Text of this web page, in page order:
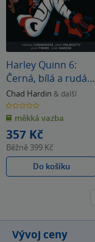
Harley Quinn 6:
Černá, bílá a rudá
až za ušima
Chad Hardin & další
0.0
z
5
hvězdiček
měkká vazba
357 Kč
Běžně 399 Kč
Do košíku
Vývoj ceny